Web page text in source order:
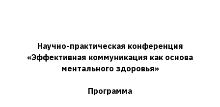
Научно-практическая конференция
«Эффективная коммуникация как основа
ментального здоровья»
Программа